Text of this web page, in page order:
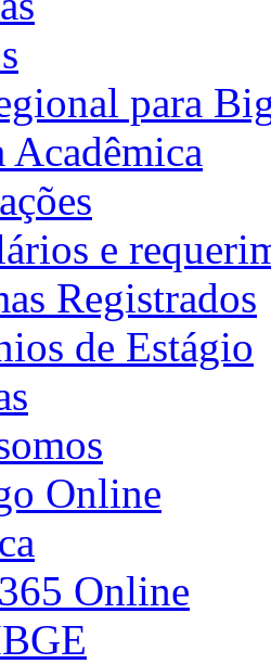
para
Acadêmica
e
Registrados
de Estágio
Online
Online